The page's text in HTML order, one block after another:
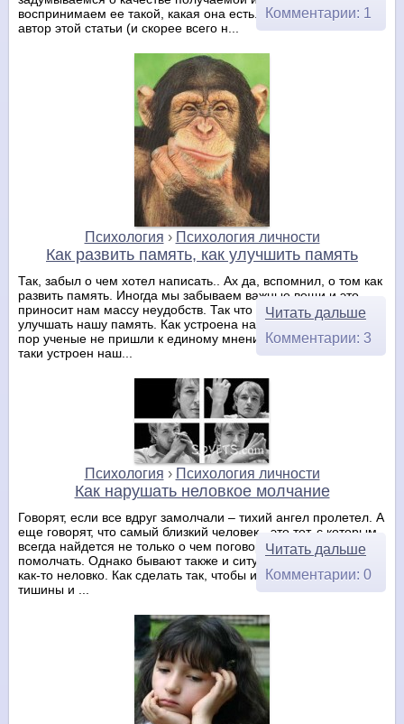
воспринимаем ее такой, какая она есть. В последнее время
автор этой статьи (и скорее всего н...
Комментарии: 1
Психология › Психология личности
Как развить память, как улучшить память
Так, забыл о чем хотел написать.. Ах да, вспомнил, о том как
развить память. Иногда мы забываем важные вещи и это
приносит нам массу неудобств. Так что давайте научимся
улучшать нашу память. Как устроена наша память? До сих
пор ученые не пришли к единому мнению о том как же все-
таки устроен наш...
Читать дальше
Комментарии: 3
Психология › Психология личности
Как нарушать неловкое молчание
Говорят, если все вдруг замолчали – тихий ангел пролетел. А
еще говорят, что самый близкий человек - это тот, с которым
всегда найдется не только о чем поговорить, но и о чем
помолчать. Однако бывают также и ситуации, когда молчать
как-то неловко. Как сделать так, чтобы избежать тягостной
тишины и ...
Читать дальше
Комментарии: 0